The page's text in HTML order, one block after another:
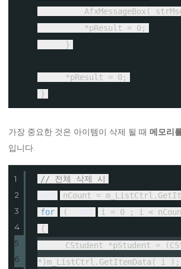
AfxMessageBox(
*pResult = 0;
}
*pResult = 0;
}
가장 중요한 것은 아이템이 삭제 될 때 메모리
입니다.
1
2
3
4
5
6
// 전체 삭제 시
nCount =
for
(
i = 0 ; i <
{
CStudent *pStudent =
*)m_ListCtrl.GetItemData( i );